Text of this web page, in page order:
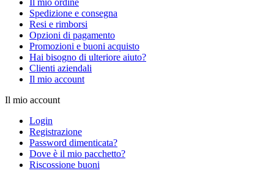
Spedizione e consegna
Resi e rimborsi
Opzioni di pagamento
Promozioni e buoni acquisto
Hai bisogno di ulteriore aiuto?
Clienti aziendali
Il mio account
Il mio account
Login
Registrazione
Password dimenticata?
Dove è il mio pacchetto?
Riscossione buoni